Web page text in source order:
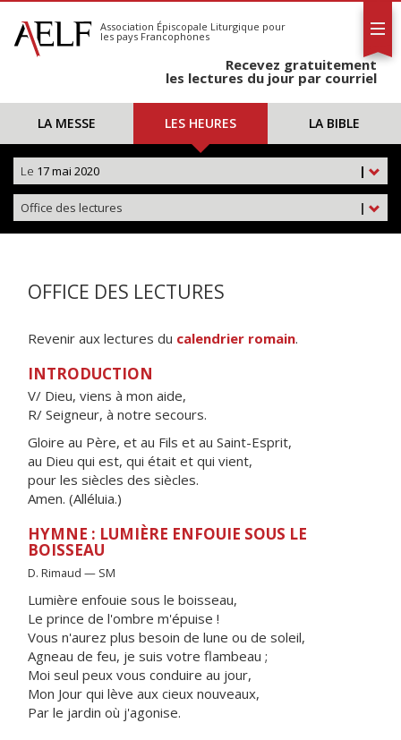
S'abonner
Calendrier
Association Épiscopale Liturgique pour
les pays Francophones
Recevez gratuitement
les lectures du jour par courriel
LA MESSE LES HEURES LA BIBLE
|
Le 17 mai 2020
|
Office des lectures
OFFICE DES LECTURES
Revenir aux lectures du calendrier romain.
INTRODUCTION
V/ Dieu, viens à mon aide,
R/ Seigneur, à notre secours.
Gloire au Père, et au Fils et au Saint-Esprit,
au Dieu qui est, qui était et qui vient,
pour les siècles des siècles.
Amen. (Alléluia.)
HYMNE : LUMIÈRE ENFOUIE SOUS LE
BOISSEAU
D. Rimaud — SM
Lumière enfouie sous le boisseau,
Le prince de l'ombre m'épuise !
Vous n'aurez plus besoin de lune ou de soleil,
Agneau de feu, je suis votre flambeau ;
Moi seul peux vous conduire au jour,
Mon Jour qui lève aux cieux nouveaux,
Par le jardin où j'agonise.